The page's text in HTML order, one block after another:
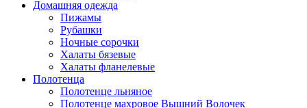
Домашняя одежда
Пижамы
Рубашки
Ночные сорочки
Халаты бязевые
Халаты фланелевые
Полотенца
Полотенце льняное
Полотенце махровое Вышний Волочек